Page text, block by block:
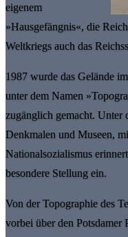
eigenem
»Hausgefängnis«, die
Weltkriegs auch das
1987 wurde das Gelände
unter dem Namen
zugänglich gemacht. Unter
Denkmalen und Museen,
Nationalsozialismus
besondere Stellung ein.
Von der Topographie des
vorbei über den Potsdamer